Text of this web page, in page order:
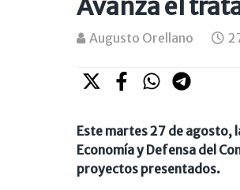
Augusto Orellano
Este martes 27 de agosto,
Economía y Defensa del
proyectos presentados.